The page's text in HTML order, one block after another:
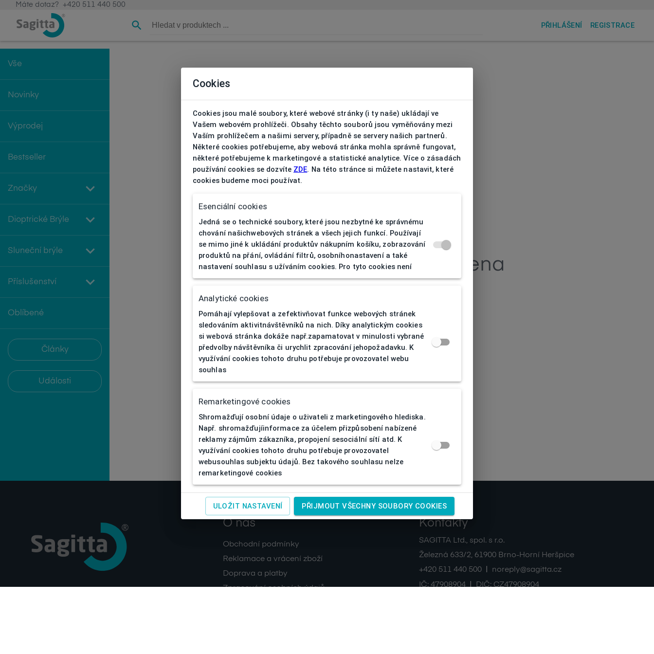
Máte dotaz? +420 511 440 500
PŘIHLÁŠENÍ REGISTRACE
Vše
Novinky
Výprodej
Bestseller
Značky
Dioptrické Brýle
Sluneční brýle
Příslušenství
Oblíbené
Články
Události
404| Stránka nenalezena
O nás
Obchodní podmínky
Reklamace a vrácení zboží
Doprava a platby
Zpracování osobních údajů
Kontakty
SAGITTA Ltd., spol. s r.o.
Železná 633/2, 61900 Brno-Horní Heršpice
+420 511 440 500
noreply@sagitta.cz
IČ: 47908904 | DIČ: CZ47908904
Cookies
Cookies jsou malé soubory, které webové stránky (i ty naše) ukládají ve
Vašem webovém prohlížeči. Obsahy těchto souborů jsou vyměňovány mezi
Vaším prohlížečem a našimi servery, případně se servery našich partnerů.
Některé cookies potřebujeme, aby webová stránka mohla správně fungovat,
některé potřebujeme k marketingové a statistické analytice. Více o zásadách
používání cookies se dozvíte ZDE. Na této stránce si můžete nastavit, které
cookies budeme moci používat.
Esenciální cookies
Jedná se o technické soubory, které jsou nezbytné ke správnému
chování našichwebových stránek a všech jejich funkcí. Používají
se mimo jiné k ukládání produktův nákupním košíku, zobrazování
produktů na přání, ovládání filtrů, osobníhonastavení a také
nastavení souhlasu s užíváním cookies. Pro tyto cookies není
Analytické cookies
Pomáhají vylepšovat a zefektivňovat funkce webových stránek
sledováním aktivitnávštěvníků na nich. Díky analytickým cookies
si webová stránka dokáže např.zapamatovat v minulosti vybrané
předvolby návštěvníka či urychlit zpracování jehopožadavku. K
využívání cookies tohoto druhu potřebuje provozovatel webu
souhlas
Remarketingové cookies
Shromažďují osobní údaje o uživateli z marketingového hlediska.
Např. shromažďujíinformace za účelem přizpůsobení nabízené
reklamy zájmům zákazníka, propojení sesociální sítí atd. K
využívání cookies tohoto druhu potřebuje provozovatel
webusouhlas subjektu údajů. Bez takového souhlasu nelze
remarketingové cookies
ULOŽIT NASTAVENÍ PŘIJMOUT VŠECHNY SOUBORY COOKIES